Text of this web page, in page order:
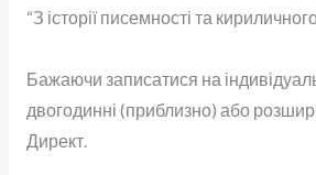
“З історії писемності та
Бажаючи записатися на
двогодинні (приблизно) або
Директ.
Січень